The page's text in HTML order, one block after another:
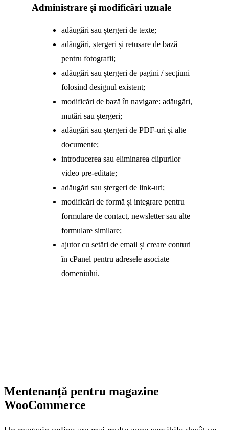
Administrare și modificări uzuale
adăugări sau ștergeri de texte;
adăugări, ștergeri și retușare de bază
pentru fotografii;
adăugări sau ștergeri de pagini / secțiuni
folosind designul existent;
modificări de bază în navigare: adăugări,
mutări sau ștergeri;
adăugări sau ștergeri de PDF-uri și alte
documente;
introducerea sau eliminarea clipurilor
video pre-editate;
adăugări sau ștergeri de link-uri;
modificări de formă și integrare pentru
formulare de contact, newsletter sau alte
formulare similare;
ajutor cu setări de email și creare conturi
în cPanel pentru adresele asociate
domeniului.
Mentenanță pentru magazine
WooCommerce